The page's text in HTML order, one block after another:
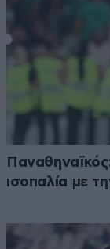
ισοπαλία με